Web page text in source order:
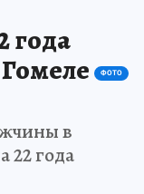
года
ФОТО
в
22 года